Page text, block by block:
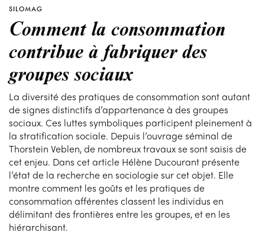
SILOMAG
Comment la consommation
contribue à fabriquer des
groupes sociaux
La diversité des pratiques de consommation sont autant
de signes distinctifs d’appartenance à des groupes
sociaux. Ces luttes symboliques participent pleinement à
la stratification sociale. Depuis l’ouvrage séminal de
Thorstein Veblen, de nombreux travaux se sont saisis de
cet enjeu. Dans cet article Hélène Ducourant présente
l’état de la recherche en sociologie sur cet objet. Elle
montre comment les goûts et les pratiques de
consommation afférentes classent les individus en
délimitant des frontières entre les groupes, et en les
hiérarchisant.